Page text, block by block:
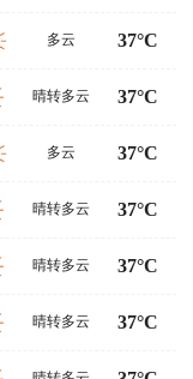
多云 37°C
晴转多云 37°C
多云 37°C
晴转多云 37°C
晴转多云 37°C
晴转多云 37°C